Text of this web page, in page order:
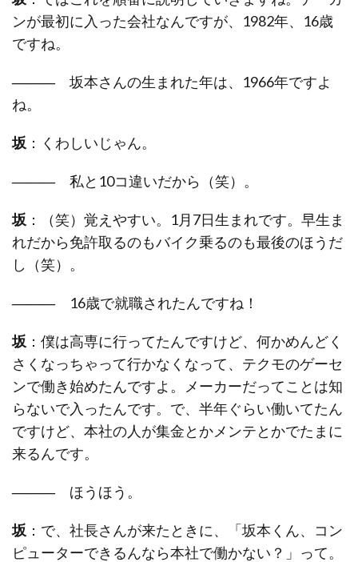
ンが最初に入った会社なんですが、1982年、16歳
ですね。
―――坂本さんの生まれた年は、1966年ですよ
ね。
坂 ：くわしいじゃん。
―――私と10コ違いだから（笑）。
坂 ：（笑）覚えやすい。1月7日生まれです。早生ま
れだから免許取るのもバイク乗るのも最後のほうだ
し（笑）。
―――16歳で就職されたんですね！
坂 ：僕は高専に行ってたんですけど、何かめんどく
さくなっちゃって行かなくなって、テクモのゲーセ
ンで働き始めたんですよ。メーカーだってことは知
らないで入ったんです。で、半年ぐらい働いてたん
ですけど、本社の人が集金とかメンテとかでたまに
来るんです。
―――ほうほう。
坂 ：で、社長さんが来たときに、「坂本くん、コン
ピューターできるんなら本社で働かない？」って。